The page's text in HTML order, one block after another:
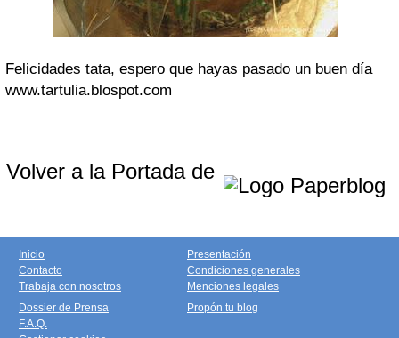
Felicidades tata, espero que hayas pasado un buen día
www.tartulia.blospot.com
Volver a la Portada de
Inicio
Contacto
Trabaja con nosotros
Presentación
Condiciones generales
Menciones legales
Dossier de Prensa
F.A.Q.
Propón tu blog